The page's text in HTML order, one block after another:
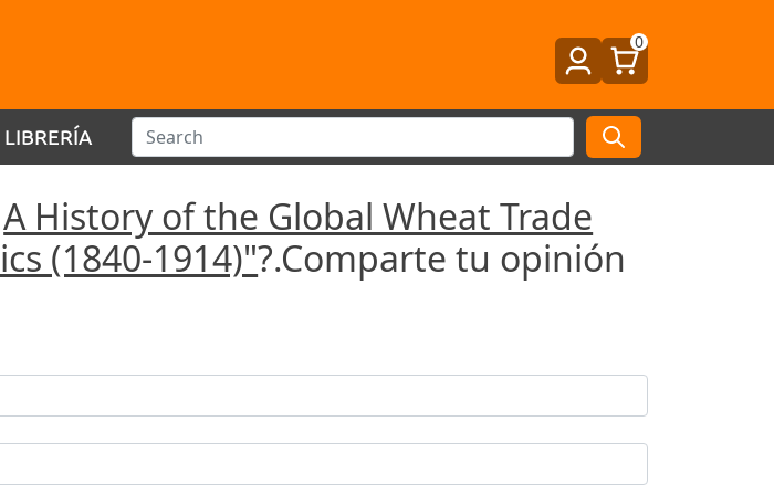
0
LIBRERÍA
A History of the Global Wheat Trade
(1840-1914)"?.Comparte tu opinión